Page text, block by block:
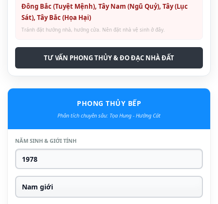
Đông Bắc (Tuyệt Mệnh), Tây Nam (Ngũ Quỷ), Tây (Lục
Sát), Tây Bắc (Họa Hại)
Tránh đặt hướng nhà, hướng cửa. Nên đặt nhà vệ sinh ở đây.
TƯ VẤN PHONG THỦY & ĐO ĐẠC NHÀ ĐẤT
PHONG THỦY BẾP
Phân tích chuyên sâu: Tọa Hung - Hướng Cát
NĂM SINH & GIỚI TÍNH